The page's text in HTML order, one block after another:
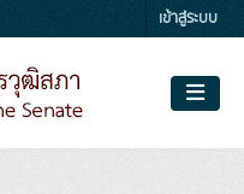
เข้าสู่ระบบ